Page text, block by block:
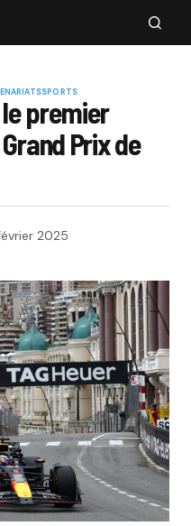
SPORTS
le premier
Prix de
2025